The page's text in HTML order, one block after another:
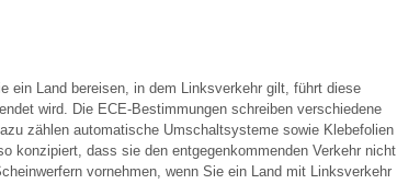
ein Land bereisen, in dem Linksverkehr gilt, führt diese
wird. Die ECE-Bestimmungen schreiben verschiedene
zählen automatische Umschaltsysteme sowie Klebefolien
konzipiert, dass sie den entgegenkommenden Verkehr nicht
vornehmen, wenn Sie ein Land mit Linksverkehr